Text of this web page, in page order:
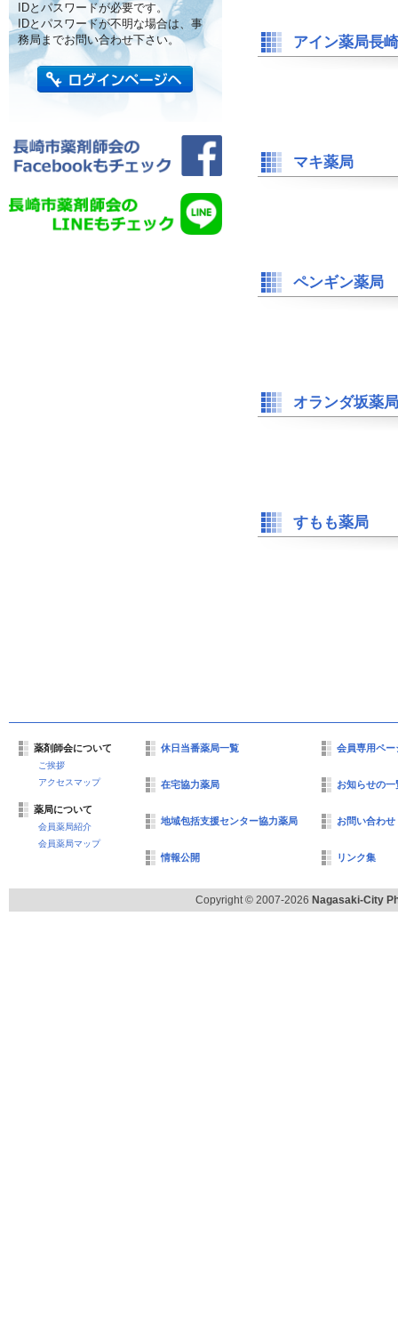
アイン薬局長
マキ薬局
ペンギン薬局
オランダ坂薬局
すもも薬局
IDとパスワードが必要です。
IDとパスワードが不明な場合は、事
務局までお問い合わせ下さい。
薬剤師会について
ご挨拶
アクセスマップ
薬局について
会員薬局紹介
会員薬局マップ
休日当番薬局一覧
在宅協力薬局
地域包括支援センター協力薬局
情報公開
会員専用ペー
お知らせの一
お問い合わせ
リンク集
Copyright © 2007-2026 Nagasaki-City